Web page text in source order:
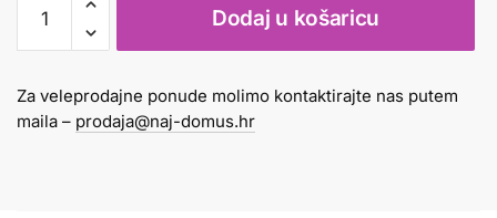
EDDING
345
količina
Dodaj u košaricu
Za veleprodajne ponude molimo kontaktirajte nas putem
maila – prodaja@naj-domus.hr